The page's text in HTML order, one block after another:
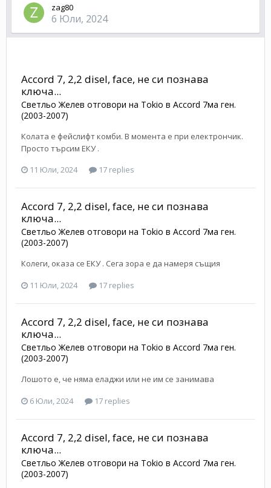
zag80
6 Юли, 2024
Accord 7, 2,2 disel, face, не си познава
ключа...
Светльо Желев отговори на Tokio в Accord 7ма ген.
(2003-2007)
Колата е фейслифт комби. В момента е при електрончик.
Просто търсим EКУ .
11 Юли, 2024
17 replies
Accord 7, 2,2 disel, face, не си познава
ключа...
Светльо Желев отговори на Tokio в Accord 7ма ген.
(2003-2007)
Колеги, оказа се EКУ . Сега зора е да намеря същия
11 Юли, 2024
17 replies
Accord 7, 2,2 disel, face, не си познава
ключа...
Светльо Желев отговори на Tokio в Accord 7ма ген.
(2003-2007)
Лошото е, че няма еладжи или не им се занимава
6 Юли, 2024
17 replies
Accord 7, 2,2 disel, face, не си познава
ключа...
Светльо Желев отговори на Tokio в Accord 7ма ген.
(2003-2007)